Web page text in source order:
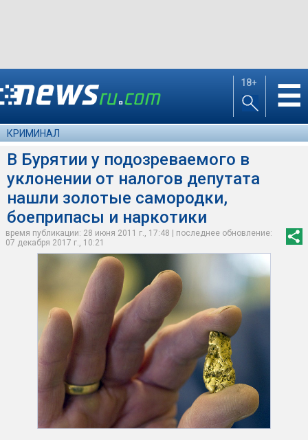
18+ ☰
КРИМИНАЛ
В Бурятии у подозреваемого в
уклонении от налогов депутата
нашли золотые самородки,
боеприпасы и наркотики
время публикации: 28 июня 2011 г., 17:48 | последнее обновление:
07 декабря 2017 г., 10:21